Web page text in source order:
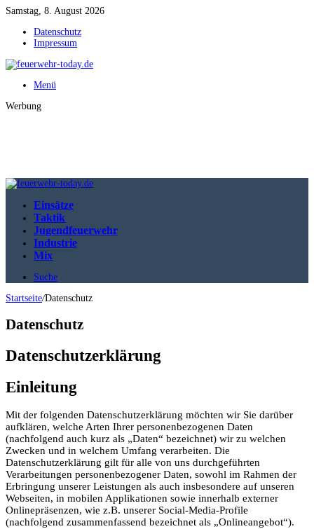
Samstag, 8. August 2026
Datenschutz
Impressum
Menü
Werbung
Einsätze
Taktik
Jugendfeuerwehr
Industrie
Mix
Suche
Startseite/Datenschutz
Datenschutz
Datenschutzerklärung
Einleitung
Mit der folgenden Datenschutzerklärung möchten wir Sie darüber
aufklären, welche Arten Ihrer personenbezogenen Daten
(nachfolgend auch kurz als „Daten“ bezeichnet) wir zu welchen
Zwecken und in welchem Umfang verarbeiten. Die
Datenschutzerklärung gilt für alle von uns durchgeführten
Verarbeitungen personenbezogener Daten, sowohl im Rahmen der
Erbringung unserer Leistungen als auch insbesondere auf unseren
Webseiten, in mobilen Applikationen sowie innerhalb externer
Onlinepräsenzen, wie z.B. unserer Social-Media-Profile
(nachfolgend zusammenfassend bezeichnet als „Onlineangebot“).